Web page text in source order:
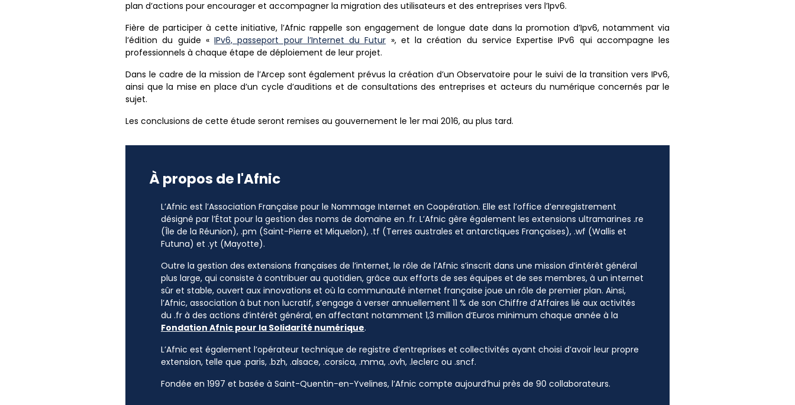
plan d’actions pour encourager et accompagner la migration des utilisateurs et des entreprises vers l’Ipv6.
Fière de participer à cette initiative, l’Afnic rappelle son engagement de longue date dans la promotion d’Ipv6, notamment via
l’édition du guide « IPv6, passeport pour l’Internet du Futur », et la création du service Expertise IPv6 qui accompagne les
professionnels à chaque étape de déploiement de leur projet.
Dans le cadre de la mission de l’Arcep sont également prévus la création d’un Observatoire pour le suivi de la transition vers IPv6,
ainsi que la mise en place d’un cycle d’auditions et de consultations des entreprises et acteurs du numérique concernés par le
sujet.
Les conclusions de cette étude seront remises au gouvernement le 1er mai 2016, au plus tard.
À propos de l'Afnic
L’Afnic est l’Association Française pour le Nommage Internet en Coopération. Elle est l’office d’enregistrement
désigné par l’État pour la gestion des noms de domaine en .fr. L’Afnic gère également les extensions ultramarines .re
(Île de la Réunion), .pm (Saint-Pierre et Miquelon), .tf (Terres australes et antarctiques Françaises), .wf (Wallis et
Futuna) et .yt (Mayotte).
Outre la gestion des extensions françaises de l’internet, le rôle de l’Afnic s’inscrit dans une mission d’intérêt général
plus large, qui consiste à contribuer au quotidien, grâce aux efforts de ses équipes et de ses membres, à un internet
sûr et stable, ouvert aux innovations et où la communauté internet française joue un rôle de premier plan. Ainsi,
l’Afnic, association à but non lucratif, s’engage à verser annuellement 11 % de son Chiffre d’Affaires lié aux activités
du .fr à des actions d’intérêt général, en affectant notamment 1,3 million d’Euros minimum chaque année à la
Fondation Afnic pour la Solidarité numérique.
L’Afnic est également l’opérateur technique de registre d’entreprises et collectivités ayant choisi d’avoir leur propre
extension, telle que .paris, .bzh, .alsace, .corsica, .mma, .ovh, .leclerc ou .sncf.
Fondée en 1997 et basée à Saint-Quentin-en-Yvelines, l’Afnic compte aujourd’hui près de 90 collaborateurs.